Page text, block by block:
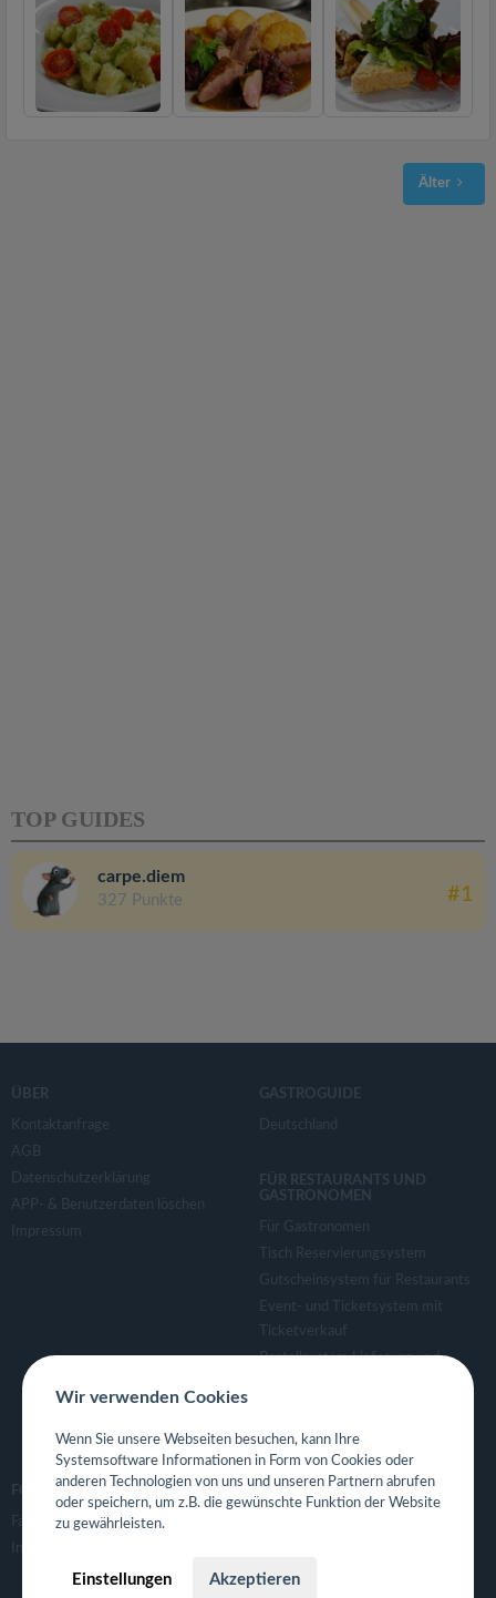
Älter
TOP GUIDES
carpe.diem
327 Punkte #1
ÜBER
Kontaktanfrage
AGB
Datenschutzerklärung
APP- & Benutzerdaten löschen
Impressum
GASTROGUIDE
Deutschland
FÜR RESTAURANTS UND
GASTRONOMEN
Für Gastronomen
Tisch Reservierungsystem
Gutscheinsystem für Restaurants
Event- und Ticketsystem mit
Ticketverkauf
Bestellsystem Lieferung und
Eigene App für Restaurant
FOLGE UNS
Facebook
Instagram
Wir verwenden Cookies
Wenn Sie unsere Webseiten besuchen, kann Ihre
Systemsoftware Informationen in Form von Cookies oder
anderen Technologien von uns und unseren Partnern abrufen
oder speichern, um z.B. die gewünschte Funktion der Website
zu gewährleisten.
Einstellungen Akzeptieren